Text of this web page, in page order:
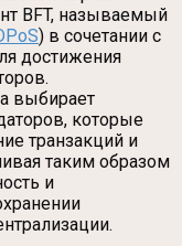
BFT, называемый
) в сочетании с
достижения
выбирает
которые
транзакций и
таким образом
и